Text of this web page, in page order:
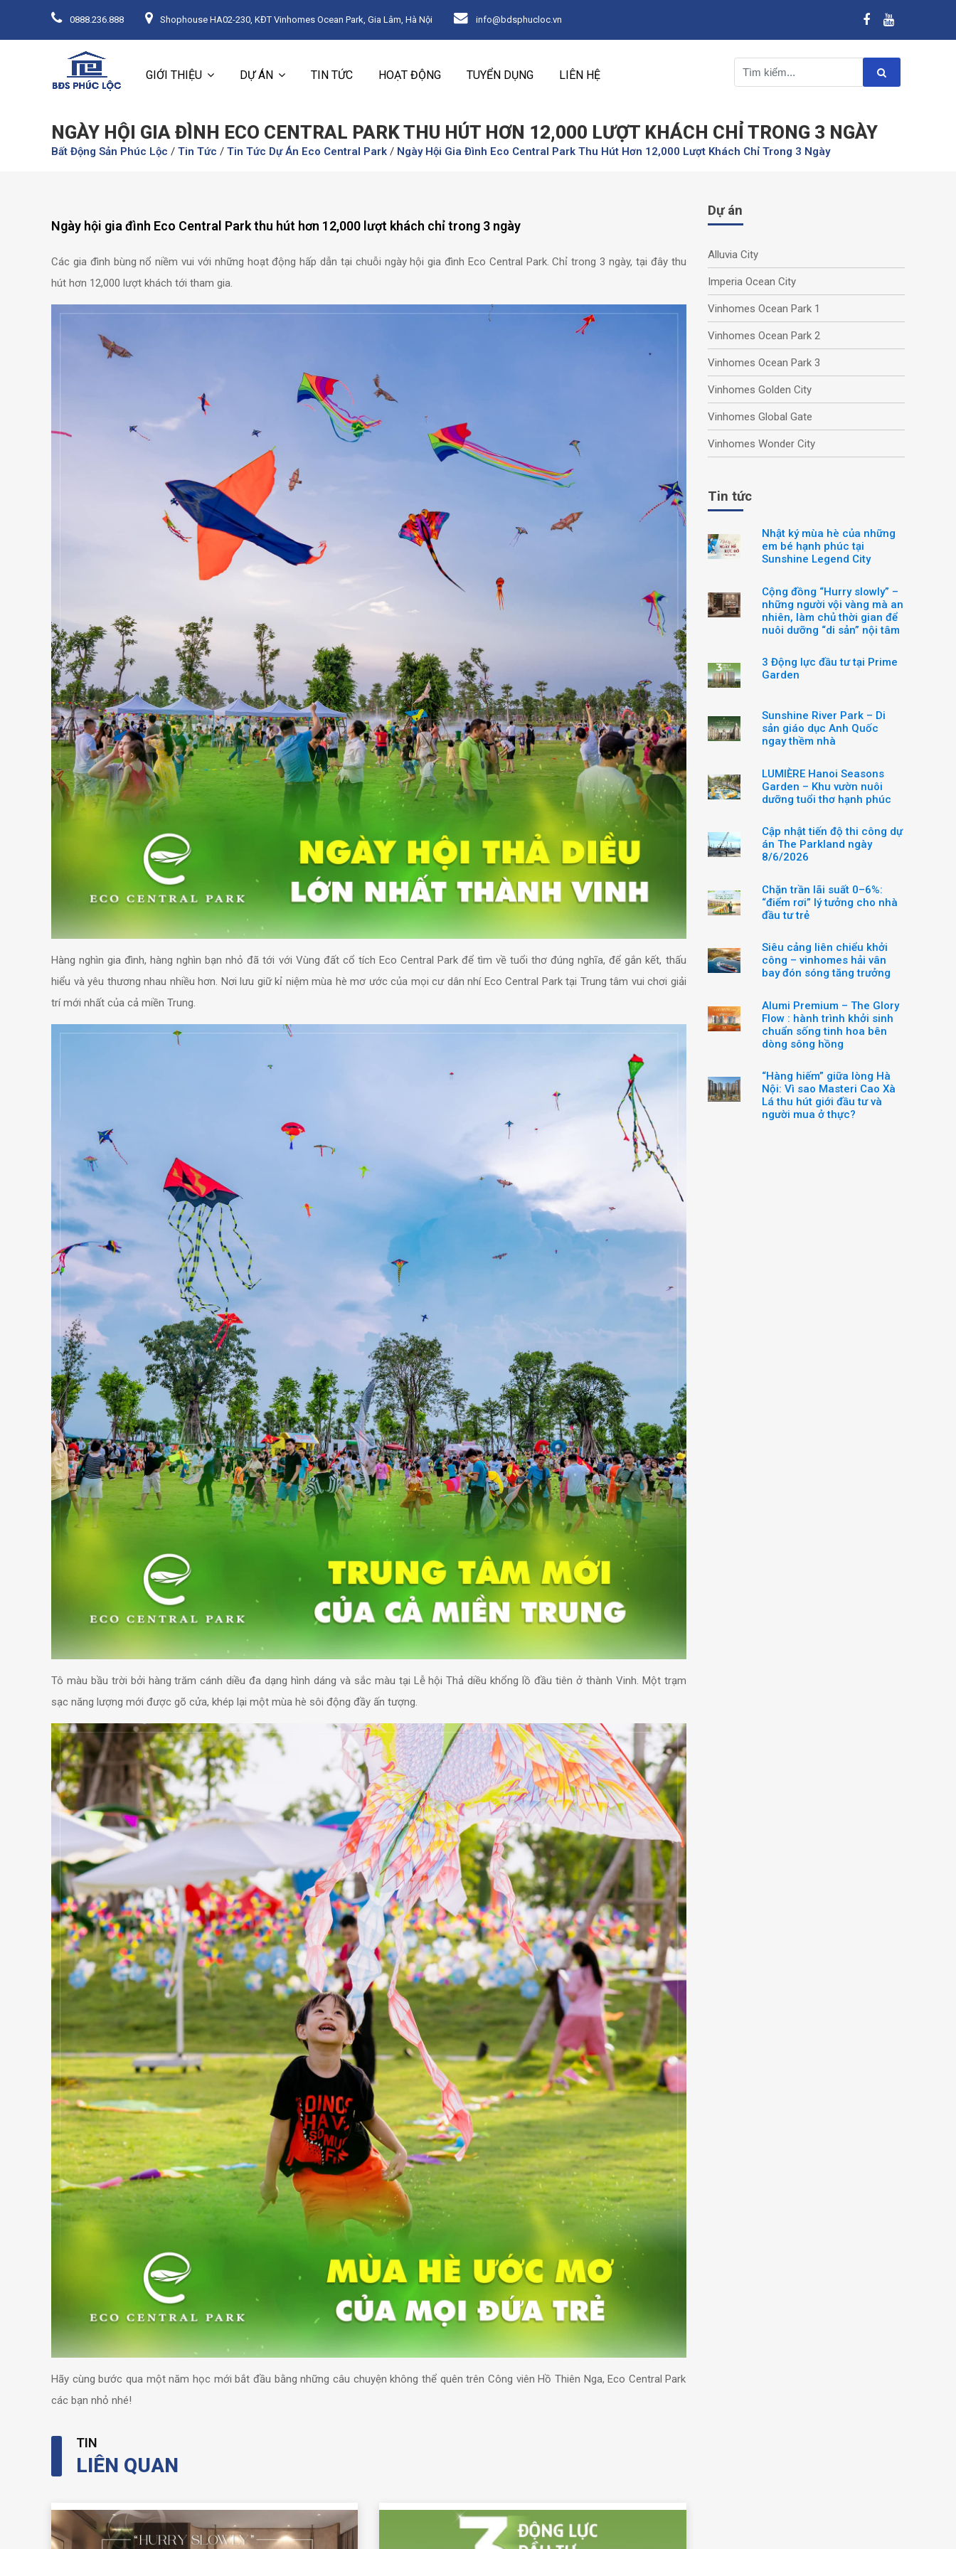
0888.236.888 Shophouse HA02-230, KĐT Vinhomes Ocean Park, Gia Lâm, Hà Nội info@bdsphucloc.vn
GIỚI THIỆU DỰ ÁN TIN TỨC HOẠT ĐỘNG TUYỂN DỤNG LIÊN HỆ
NGÀY HỘI GIA ĐÌNH ECO CENTRAL PARK THU HÚT HƠN 12,000 LƯỢT KHÁCH CHỈ TRONG 3 NGÀY
Bất Động Sản Phúc Lộc / Tin Tức / Tin Tức Dự Án Eco Central Park / Ngày Hội Gia Đình Eco Central Park Thu Hút Hơn 12,000 Lượt Khách Chỉ Trong 3 Ngày
Ngày hội gia đình Eco Central Park thu hút hơn 12,000 lượt khách chỉ trong 3 ngày
Các gia đình bùng nổ niềm vui với những hoạt động hấp dẫn tại chuỗi ngày hội gia đình Eco Central Park. Chỉ trong 3 ngày, tại đây thu
hút hơn 12,000 lượt khách tới tham gia.
Hàng nghìn gia đình, hàng nghìn bạn nhỏ đã tới với Vùng đất cổ tích Eco Central Park để tìm về tuổi thơ đúng nghĩa, để gắn kết, thấu
hiểu và yêu thương nhau nhiều hơn. Nơi lưu giữ kỉ niệm mùa hè mơ ước của mọi cư dân nhí Eco Central Park tại Trung tâm vui chơi giải
trí mới nhất của cả miền Trung.
Tô màu bầu trời bởi hàng trăm cánh diều đa dạng hình dáng và sắc màu tại Lễ hội Thả diều khổng lồ đầu tiên ở thành Vinh. Một trạm
sạc năng lượng mới được gõ cửa, khép lại một mùa hè sôi động đầy ấn tượng.
Hãy cùng bước qua một năm học mới bắt đầu bằng những câu chuyện không thể quên trên Công viên Hồ Thiên Nga, Eco Central Park
các bạn nhỏ nhé!
TIN
LIÊN QUAN
Dự án
Alluvia City
Imperia Ocean City
Vinhomes Ocean Park 1
Vinhomes Ocean Park 2
Vinhomes Ocean Park 3
Vinhomes Golden City
Vinhomes Global Gate
Vinhomes Wonder City
Tin tức
Nhật ký mùa hè của những
em bé hạnh phúc tại
Sunshine Legend City
Cộng đồng “Hurry slowly” –
những người vội vàng mà an
nhiên, làm chủ thời gian để
nuôi dưỡng “di sản” nội tâm
3 Động lực đầu tư tại Prime
Garden
Sunshine River Park – Di
sản giáo dục Anh Quốc
ngay thềm nhà
LUMIÈRE Hanoi Seasons
Garden – Khu vườn nuôi
dưỡng tuổi thơ hạnh phúc
Cập nhật tiến độ thi công dự
án The Parkland ngày
8/6/2026
Chặn trần lãi suất 0–6%:
“điểm rơi” lý tưởng cho nhà
đầu tư trẻ
Siêu cảng liên chiểu khởi
công – vinhomes hải vân
bay đón sóng tăng trưởng
Alumi Premium – The Glory
Flow : hành trình khởi sinh
chuẩn sống tinh hoa bên
dòng sông hồng
“Hàng hiếm” giữa lòng Hà
Nội: Vì sao Masteri Cao Xà
Lá thu hút giới đầu tư và
người mua ở thực?